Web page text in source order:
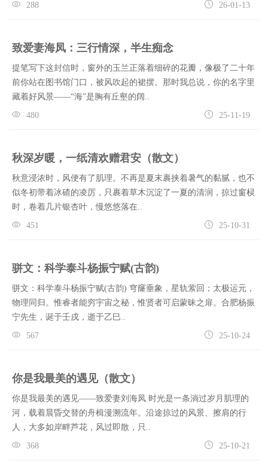
288 26-01-13
致爱妻海凤：三行情深，半生痴念
提笔写下这封信时，窗外的玉兰正落着细碎的花瓣，像极了二十年
前你站在图书馆门口，被风吹起的裙摆。那时我总说，你的名字里
藏着好风景——“海”是胸有丘壑的阔..
480 25-11-19
秋深岁暖，一纸清欢赠君安（散文）
秋意浸浓时，风便有了肌理。不再是夏末裹挟着暑气的黏腻，也不
似冬初带着冰碴的凌厉，只裹着草木沉淀了一夏的清润，掠过窗棂
时，卷着几片银杏叶，慢悠悠落在..
451 25-10-31
骈文：科学泰斗杨振宁赋(古韵)
骈文：科学泰斗杨振宁赋(古韵) 穹窿垂象，星轨萦回；太极运元，
物理同归。惟睿者能穷宇宙之秘，惟贤者可启蒙昧之扉。合肥杨振
宁先生，诞于壬戌，逝于乙巳..
567 25-10-24
你是我最美的遇见（散文）
你是我最美的遇见——致爱妻刘海凤 时光是一条淌过岁月肌理的
河，载着晨昏交替的舟楫漫溯流年。沿途掠过的风景、擦肩的行
人，大多如岸畔芦花，风过即散，只..
368 25-10-21